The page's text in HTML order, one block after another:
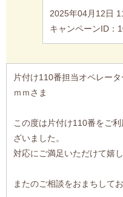
2025年04月12日
キャンペーンID：
片付け110番担当オペレータ
ｍｍさま
この度は片付け110番をご
ざいました。
対応にご満足いただけて嬉し
またのご相談をおまちして